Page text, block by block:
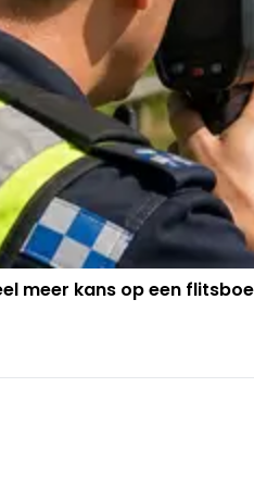
meer kans op een